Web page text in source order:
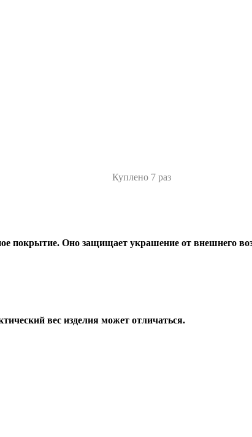
Куплено 7 раз
покрытие. Оно защищает украшение от внешнего
вес изделия может отличаться.